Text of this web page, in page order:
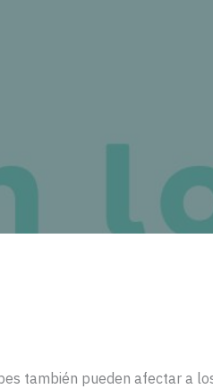
también pueden afectar a